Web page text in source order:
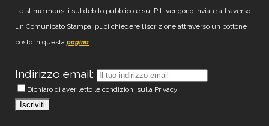
Le stime mensili sul debito pubblico e sul PIL vengono inviate attraverso
un Comunicato Stampa, puoi chiedere l’iscrizione attraverso un bottone
posto in questa pagina.
Indirizzo email:
Dichiaro di aver letto le condizioni sulla Privacy